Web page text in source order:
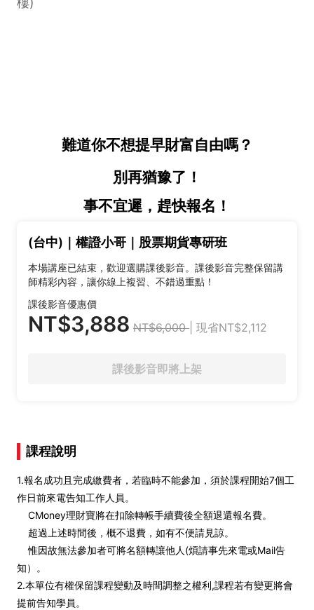
難道你不想提早財富自由嗎？
別再猶豫了！
事不宜遲，趕快報名！
(台中)｜權證小哥｜股票期貨專研班
本場講座已結束，歡迎選購課後影音。課後影音完整保留講
師精彩內容，讓你線上複習、不錯過重點！
課後影音優惠價
NT$3,888 NT$6,000 | 現省NT$2,112
課後影音即將上架
課程說明
1.報名成功且完成繳費者，若臨時不能參加，須於課程開始7個工
作日前來電告知工作人員。
CMoney理財寶將在扣除轉帳手續費後全額退還報名費。
超過上述時間後，概不退費，如有不便請見諒。
惟因故無法參加者可將名額轉讓他人(煩請事先來電或Mail告
知）。
2.本單位有權保留課程變動及時間調整之權利,課程若有變更將會
提前告知學員。